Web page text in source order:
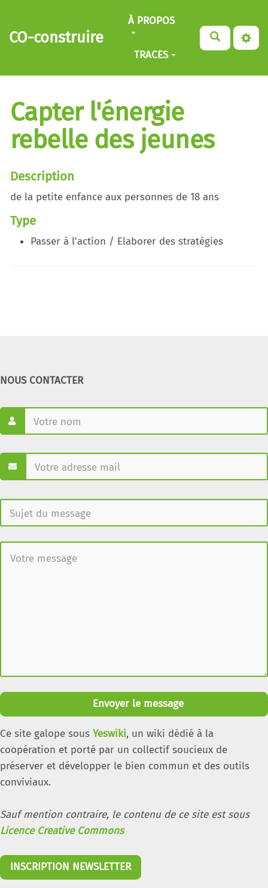
Aller au contenu principal
CO-construire
À PROPOS
TRACES
Capter l'énergie
rebelle des jeunes
Description
de la petite enfance aux personnes de 18 ans
Type
Passer à l'action / Elaborer des stratégies
NOUS CONTACTER
Envoyer le message
Ce site galope sous Yeswiki, un wiki dédié à la
coopération et porté par un collectif soucieux de
préserver et développer le bien commun et des outils
conviviaux.
Sauf mention contraire, le contenu de ce site est sous
Licence Creative Commons
INSCRIPTION NEWSLETTER